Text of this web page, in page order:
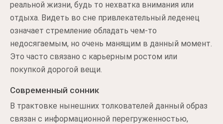
реальной жизни, будь то нехватка внимания или
отдыха. Видеть во сне привлекательный леденец
означает стремление обладать чем-то
недосягаемым, но очень манящим в данный момент.
Это часто связано с карьерным ростом или
покупкой дорогой вещи.
Современный сонник
В трактовке нынешних толкователей данный образ
связан с информационной перегруженностью,